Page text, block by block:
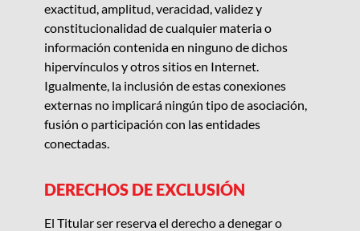
exactitud, amplitud, veracidad, validez y
constitucionalidad de cualquier materia o
información contenida en ninguno de dichos
hipervínculos y otros sitios en Internet.
Igualmente, la inclusión de estas conexiones
externas no implicará ningún tipo de asociación,
fusión o participación con las entidades
conectadas.
DERECHOS DE EXCLUSIÓN
El Titularser reserva el derecho a denegar o